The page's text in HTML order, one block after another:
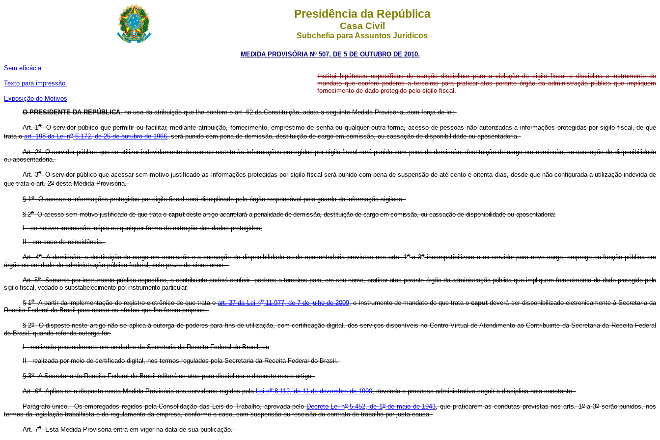
Presidência da República
Casa Civil
Subchefia para Assuntos Jurídicos
MEDIDA PROVISÓRIA Nº 507, DE 5 DE OUTUBRO DE 2010.
Sem eficácia
Texto para impressão.
Exposição de Motivos
Institui hipóteses específicas de sanção disciplinar para a violação de sigilo fiscal e disciplina o instrumento de
mandato que confere poderes a terceiros para praticar atos perante órgão da administração pública que impliquem
fornecimento de dado protegido pelo sigilo fiscal.
O PRESIDENTE DA REPÚBLICA, no uso da atribuição que lhe confere o art. 62 da Constituição, adota a seguinte Medida Provisória, com força de lei:
Art. 1oO servidor público quepermitir ou facilitar, mediante atribuição, fornecimento, empréstimo de senha ou qualquer outra forma, acesso de pessoas não autorizadas a informações protegidas por sigilo fiscal, de que
trata oart. 198 da Lei no5.172, de 25 de outubro de 1966, será punido com pena de demissão,destituição de cargo em comissão, ou cassação de disponibilidade ou aposentadoria.
Art. 2oO servidor público que se utilizar indevidamente do acesso restrito às informações protegidas por sigilo fiscal será punido com pena de demissão,destituição de cargo em comissão, ou cassação de disponibilidade
ou aposentadoria.
Art. 3oO servidor público que acessar sem motivo justificado as informações protegidas por sigilo fiscal será punido com pena de suspensão de até cento e oitenta dias, desde que não configurada a utilização indevida de
que trata o art. 2odesta Medida Provisória.
§ 1oO acesso a informações protegidas por sigilo fiscal será disciplinado pelo órgão responsável pela guarda da informação sigilosa.
§ 2oO acesso sem motivo justificado de que trata ocaputdeste artigo acarretará a penalidade de demissão, destituição de cargo em comissão, ou cassação de disponibilidade ou aposentadoria:
I - se houver impressão, cópia ou qualquer forma de extração dos dados protegidos;
II - em caso de reincidência.
Art. 4oA demissão, a destituição de cargo em comissão e a cassação de disponibilidade ou de aposentadoria previstas nos arts. 1oa 3oincompatibilizam o ex-servidor para novo cargo, emprego ou função pública em
órgão ou entidade da administração pública federal, pelo prazo de cinco anos.
Art. 5oSomente por instrumento público específico, o contribuinte poderá conferir poderes a terceiros para, em seu nome, praticar atos perante órgão da administração pública que impliquem fornecimento de dado protegido pelo
sigilo fiscal, vedado o substabelecimento por instrumento particular.
§ 1oA partir da implementação do registro eletrônico de que trata oart. 37 da Lei no11.977, de 7 de julho de 2009, o instrumento de mandato de que trata ocaputdeverá ser disponibilizado eletronicamente à Secretaria da
Receita Federal do Brasil para operar os efeitos que lhe forem próprios.
§ 2oO disposto neste artigo não se aplica à outorga de poderes para fins de utilização, com certificação digital, dos serviços disponíveis no Centro Virtual de Atendimento ao Contribuinte da Secretaria da Receita Federal
do Brasil, quando referida outorga for:
I - realizada pessoalmente em unidades da Secretaria da Receita Federal do Brasil; ou
II - realizada por meio de certificado digital, nos termos regulados pela Secretaria da Receita Federal do Brasil.
§ 3oA Secretaria da Receita Federal do Brasil editará os atos para disciplinar o disposto neste artigo.
Art. 6oAplica-se o disposto nesta Medida Provisória aos servidores regidos pelaLei no8.112, de 11 de dezembro de 1990, devendo o processo administrativo seguir a disciplina nela constante.
Parágrafo único. Os empregados regidos pela Consolidação das Leis do Trabalho, aprovada peloDecreto-Lei no5.452, de 1ode maio de 1943, que praticarem as condutas previstas nos arts. 1oa 3oserão punidos, nos
termos da legislação trabalhista e do regulamento da empresa, conforme o caso, com suspensão ou rescisão do contrato de trabalho por justa causa.
Art. 7oEsta Medida Provisória entra em vigor na data de sua publicação.